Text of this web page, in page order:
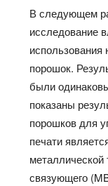
В следующем
исследование
порошок.
были
показаны
порошков для
печати
металлической
связующего